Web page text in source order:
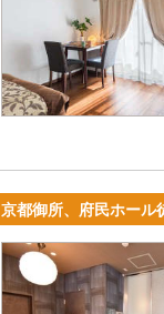
京都御所、府民ホール